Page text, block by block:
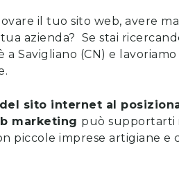
il tuo sito web, avere
azienda? Se stai
a Savigliano (CN) e
del sito internet al
marketing può supportarti
piccole imprese artigiane